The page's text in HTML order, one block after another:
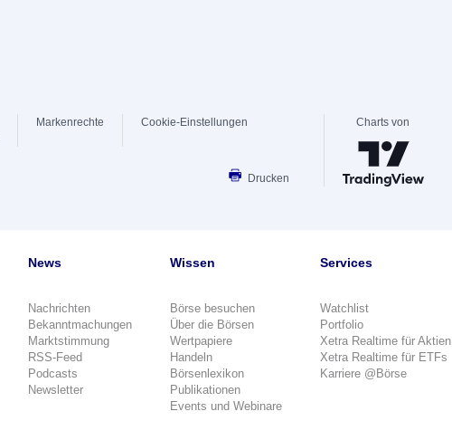
Markenrechte Cookie-Einstellungen
Drucken
Charts von
News
Nachrichten
Bekanntmachungen
Marktstimmung
RSS-Feed
Podcasts
Newsletter
Wissen
Börse besuchen
Über die Börsen
Wertpapiere
Handeln
Börsenlexikon
Publikationen
Events und Webinare
Services
Watchlist
Portfolio
Xetra Realtime für Aktien
Xetra Realtime für ETFs
Karriere @Börse